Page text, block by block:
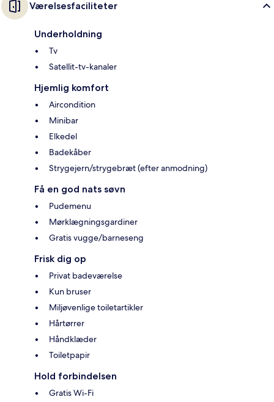
Værelsesfaciliteter
Underholdning
Tv
Satellit-tv-kanaler
Hjemlig komfort
Aircondition
Minibar
Elkedel
Badekåber
Strygejern/strygebræt (efter anmodning)
Få en god nats søvn
Pudemenu
Mørklægningsgardiner
Gratis vugge/barneseng
Frisk dig op
Privat badeværelse
Kun bruser
Miljøvenlige toiletartikler
Hårtørrer
Håndklæder
Toiletpapir
Hold forbindelsen
Gratis Wi-Fi